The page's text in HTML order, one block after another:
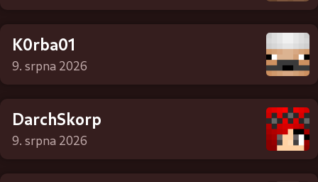
K0rba01
9. srpna 2026
DarchSkorp
9. srpna 2026